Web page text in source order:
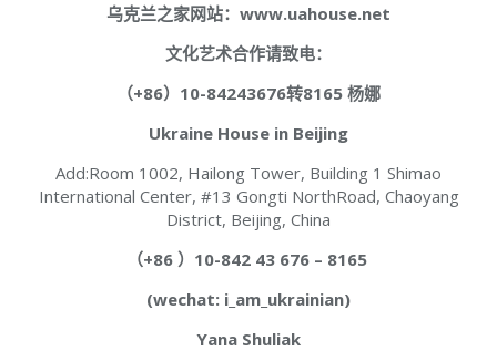
乌克兰之家网站：www.uahouse.net
文化艺术合作请致电：
（+86）10-84243676转8165 杨娜
Ukraine House in Beijing
Add:Room 1002, Hailong Tower, Building 1 Shimao
International Center, #13 Gongti NorthRoad, Chaoyang
District, Beijing, China
（+86 ）10-842 43 676 – 8165
(wechat: i_am_ukrainian)
Yana Shuliak